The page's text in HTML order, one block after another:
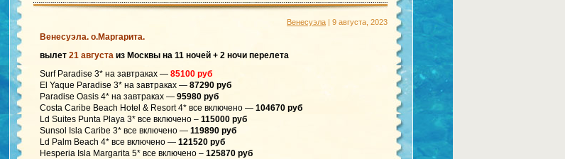
Венесуэла | 9 августа, 2023
Венесуэла. о.Маргарита.
вылет 21 августа из Москвы на 11 ночей + 2 ночи перелета
Surf Paradise 3* на завтраках — 85100 руб
El Yaque Paradise 3* на завтраках — 87290 руб
Paradise Oasis 4* на завтраках — 95980 руб
Costa Caribe Beach Hotel & Resort 4* все включено — 104670 руб
Ld Suites Punta Playa 3* все включено – 115000 руб
Sunsol Isla Caribe 3* все включено — 119890 руб
Ld Palm Beach 4* все включено — 121520 руб
Hesperia Isla Margarita 5* все включено – 125870 руб